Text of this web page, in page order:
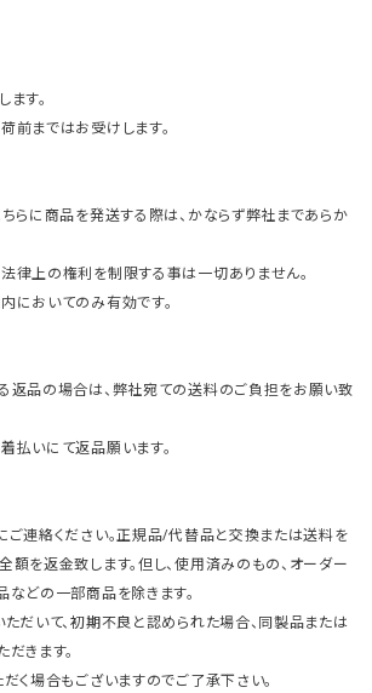
す。
まではお受けします。
らに商品を発送する際は、かならず弊社まであらか
上の権利を制限する事は一切ありません。
おいてのみ有効です。
品の場合は、弊社宛ての送料のご負担をお願い致
いにて返品願います。
連絡ください。正規品/代替品と交換または送料を
を返金致します。但し、使用済みのもの、オーダー
どの一部商品を除きます。
だいて、初期不良と認められた場合、同製品または
きます。
く場合もございますのでご了承下さい。